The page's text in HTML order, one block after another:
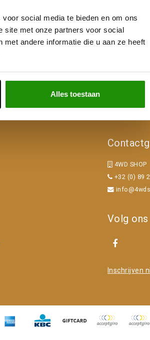
social media te bieden en om ons
site met onze partners voor social
andere informatie die u aan ze heeft
Alles toestaan
Verzending door heel Europa
4WD SHOP
+32 (0) 89
Volg ons
Inschrijven